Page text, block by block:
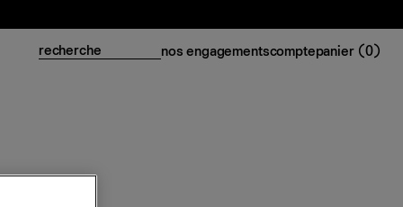
nos engagementscomptepanier (0)